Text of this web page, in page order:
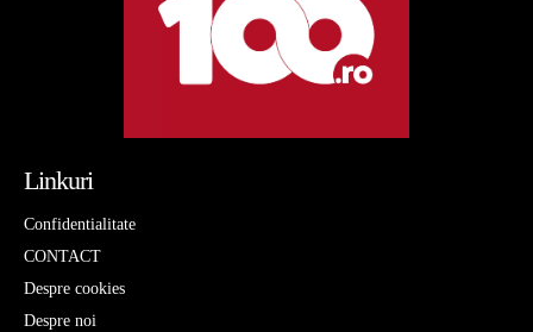
Linkuri
Confidentialitate
CONTACT
Despre cookies
Despre noi